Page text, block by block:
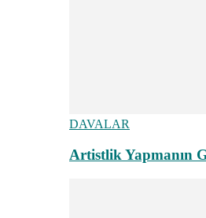
DAVALAR
Artistlik Yapmanın